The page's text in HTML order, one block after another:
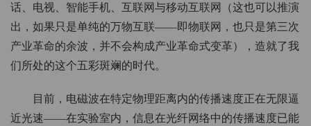
话、电视、智能手机、互联网与移动互联网（这也可以推演
出，如果只是单纯的万物互联——即物联网，也只是第三次
产业革命的余波，并不会构成产业革命式变革），造就了我
们所处的这个五彩斑斓的时代。
目前，电磁波在特定物理距离内的传播速度正在无限逼
近光速——在实验室内，信息在光纤网络中的传播速度已能